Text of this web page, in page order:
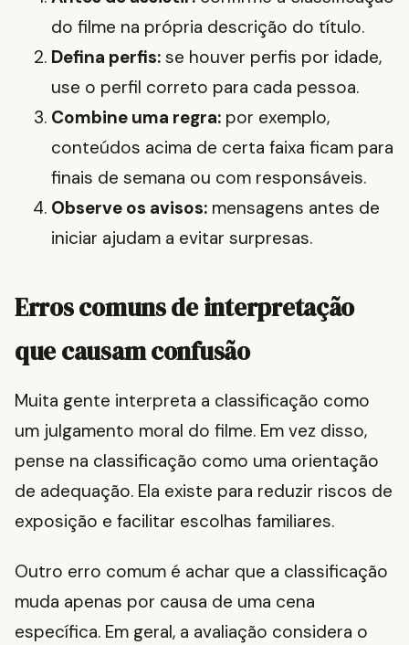
do filme na própria descrição do título.
Defina perfis: se houver perfis por idade,
use o perfil correto para cada pessoa.
Combine uma regra: por exemplo,
conteúdos acima de certa faixa ficam para
finais de semana ou com responsáveis.
Observe os avisos: mensagens antes de
iniciar ajudam a evitar surpresas.
Erros comuns de interpretação
que causam confusão
Muita gente interpreta a classificação como
um julgamento moral do filme. Em vez disso,
pense na classificação como uma orientação
de adequação. Ela existe para reduzir riscos de
exposição e facilitar escolhas familiares.
Outro erro comum é achar que a classificação
muda apenas por causa de uma cena
específica. Em geral, a avaliação considera o